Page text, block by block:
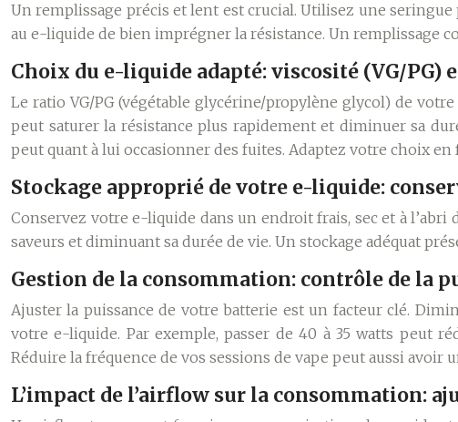
Un remplissage précis et lent est crucial. Utilisez une
au e-liquide de bien imprégner la résistance. Un remplissage
Choix du e-liquide adapté: viscosité (VG/PG)
Le ratio VG/PG (végétable glycérine/propylène glycol) de
peut saturer la résistance plus rapidement et diminuer sa
peut quant à lui occasionner des fuites. Adaptez votre choix
Stockage approprié de votre e-liquide:
Conservez votre e-liquide dans un endroit frais, sec et à
saveurs et diminuant sa durée de vie. Un stockage adéquat
Gestion de la consommation: contrôle de la
Ajuster la puissance de votre batterie est un facteur clé.
votre e-liquide. Par exemple, passer de 40 à 35 watts peut
Réduire la fréquence de vos sessions de vape peut aussi
L’impact de l’airflow sur la consommation: